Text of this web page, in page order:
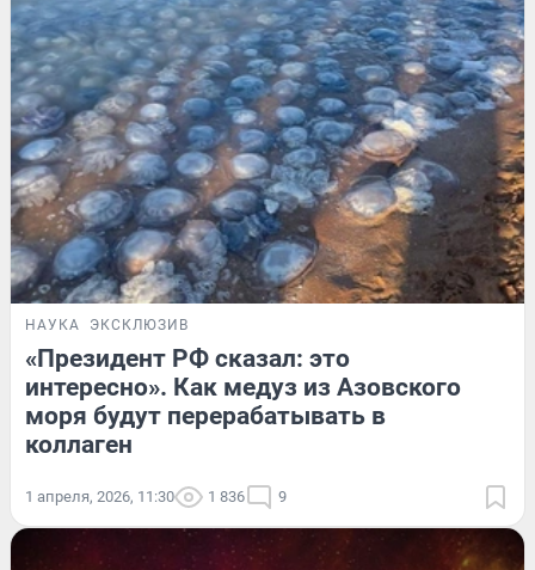
НАУКА ЭКСКЛЮЗИВ
«Президент РФ сказал: это
интересно». Как медуз из Азовского
моря будут перерабатывать в
коллаген
1 апреля, 2026, 11:30 1 836 9